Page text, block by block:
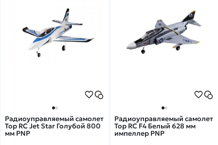
Радиоуправляемый самолет
Top RC Jet Star Голубой 800
мм PNP
Радиоуправляемый самолет
Top RC F4 Белый 628 мм
импеллер PNP